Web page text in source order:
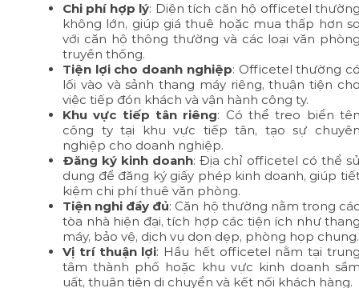
Chi phí hợp lý: Diện tích căn hộ officetel
không lớn, giúp giá thuê hoặc mua thấp hơn
với căn hộ thông thường và các loại văn
truyền thống.
Tiện lợi cho doanh nghiệp: Officetel thường
lối vào và sảnh thang máy riêng, thuận tiện
việc tiếp đón khách và vận hành công ty.
Khu vực tiếp tân riêng: Có thể treo biển
công ty tại khu vực tiếp tân, tạo sự
nghiệp cho doanh nghiệp.
Đăng ký kinh doanh: Địa chỉ officetel có thể
dụng để đăng ký giấy phép kinh doanh, giúp
kiệm chi phí thuê văn phòng.
Tiện nghi đầy đủ: Căn hộ thường nằm trong
tòa nhà hiện đại, tích hợp các tiện ích như
máy, bảo vệ, dịch vụ dọn dẹp, phòng họp chung.
Vị trí thuận lợi: Hầu hết officetel nằm tại
tâm thành phố hoặc khu vực kinh doanh
uất, thuận tiện di chuyển và kết nối khách hàng.